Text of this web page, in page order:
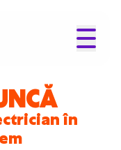
în